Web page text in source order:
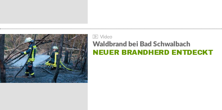
Waldbrand bei Bad Schwalbach
NEUER BRANDHERD ENTDECKT